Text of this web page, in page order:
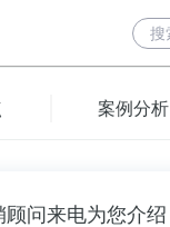
案例分析
顾问来电为您介绍